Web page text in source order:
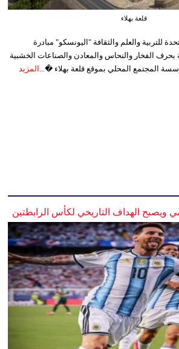
قلعة بهلاء
للتربية والعلم والثقافة "اليونسكو" مبادرة
بحرف الفخار والنحاس والمعادن والصناعات الخشبية
المجتمع المحلي بموقع قلعة بهلاء �... المزيد
ويصبح الهداف التاريخي لكأس الرابطتين